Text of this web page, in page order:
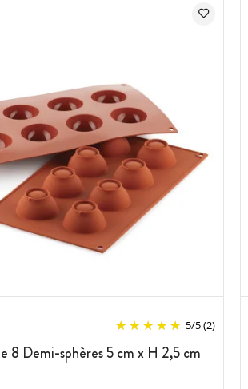
5/5(2)
8 Demi-sphères 5 cm x H 2,5 cm